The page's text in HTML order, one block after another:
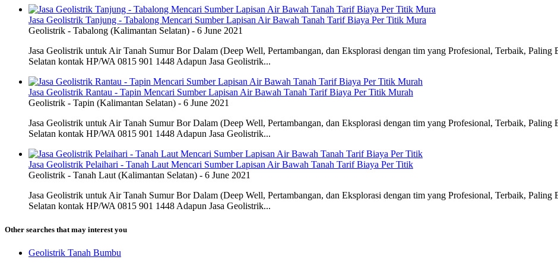
Jasa Geolistrik Tanjung - Tabalong Mencari Sumber Lapisan Air Bawah Tanah Tarif Biaya Per Titik Mura
Geolistrik - Tabalong (Kalimantan Selatan) - 6 June 2021
Jasa Geolistrik untuk Air Tanah Sumur Bor Dalam (Deep Well, Pertambangan, dan Eksplorasi dengan tim yang Profesional, Terbaik,
Selatan kontak HP/WA 0815 901 1448 Adapun Jasa Geolistrik...
Jasa Geolistrik Rantau - Tapin Mencari Sumber Lapisan Air Bawah Tanah Tarif Biaya Per Titik Murah
Geolistrik - Tapin (Kalimantan Selatan) - 6 June 2021
Jasa Geolistrik untuk Air Tanah Sumur Bor Dalam (Deep Well, Pertambangan, dan Eksplorasi dengan tim yang Profesional, Terbaik,
Selatan kontak HP/WA 0815 901 1448 Adapun Jasa Geolistrik...
Jasa Geolistrik Pelaihari - Tanah Laut Mencari Sumber Lapisan Air Bawah Tanah Tarif Biaya Per Titik
Geolistrik - Tanah Laut (Kalimantan Selatan) - 6 June 2021
Jasa Geolistrik untuk Air Tanah Sumur Bor Dalam (Deep Well, Pertambangan, dan Eksplorasi dengan tim yang Profesional, Terbaik,
Selatan kontak HP/WA 0815 901 1448 Adapun Jasa Geolistrik...
Other searches that may interest you
Geolistrik Tanah Bumbu